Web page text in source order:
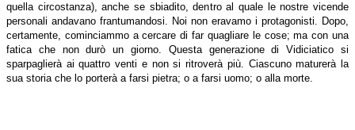
quella circostanza), anche se sbiadito, dentro al quale le nostre vicende
personali andavano frantumandosi. Noi non eravamo i protagonisti. Dopo,
certamente, cominciammo a cercare di far quagliare le cose; ma con una
fatica che non durò un giorno. Questa generazione di Vidiciatico si
sparpaglierà ai quattro venti e non si ritroverà più. Ciascuno maturerà la
sua storia che lo porterà a farsi pietra; o a farsi uomo; o alla morte.